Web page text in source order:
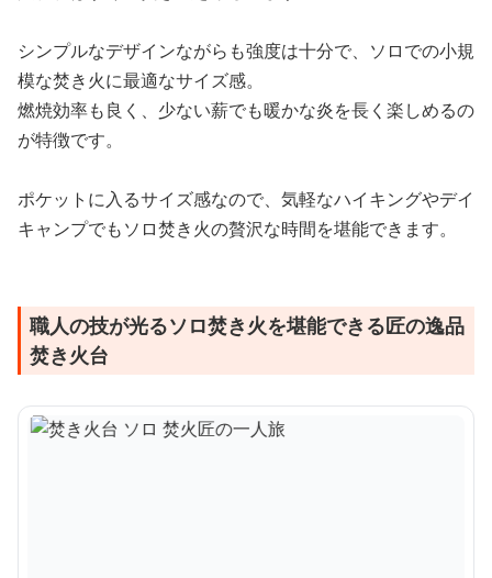
シンプルなデザインながらも強度は十分で、ソロでの小規
模な焚き火に最適なサイズ感。
燃焼効率も良く、少ない薪でも暖かな炎を長く楽しめるの
が特徴です。
ポケットに入るサイズ感なので、気軽なハイキングやデイ
キャンプでもソロ焚き火の贅沢な時間を堪能できます。
職人の技が光るソロ焚き火を堪能できる匠の逸品
焚き火台